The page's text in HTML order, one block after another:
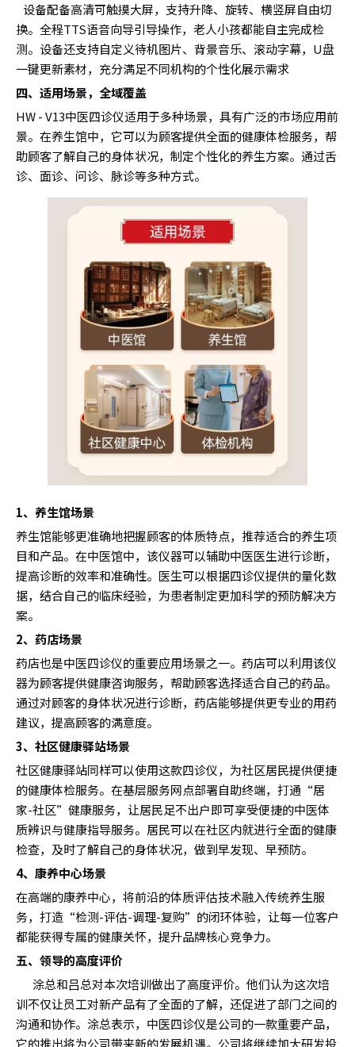
设备配备高清可触摸大屏，支持升降、旋转、横竖屏自由切
换。全程TTS语音向导引导操作，老人小孩都能自主完成检
测。设备还支持自定义待机图片、背景音乐、滚动字幕，U盘
一键更新素材，充分满足不同机构的个性化展示需求
四、适用场景，全域覆盖
HW - V13中医四诊仪适用于多种场景，具有广泛的市场应用前
景。在养生馆中，它可以为顾客提供全面的健康体检服务，帮
助顾客了解自己的身体状况，制定个性化的养生方案。通过舌
诊、面诊、问诊、脉诊等多种方式。
1、养生馆场景
养生馆能够更准确地把握顾客的体质特点，推荐适合的养生项
目和产品。在中医馆中，该仪器可以辅助中医医生进行诊断，
提高诊断的效率和准确性。医生可以根据四诊仪提供的量化数
据，结合自己的临床经验，为患者制定更加科学的预防解决方
案。
2、药店场景
药店也是中医四诊仪的重要应用场景之一。药店可以利用该仪
器为顾客提供健康咨询服务，帮助顾客选择适合自己的药品。
通过对顾客的身体状况进行诊断，药店能够提供更专业的用药
建议，提高顾客的满意度。
3、社区健康驿站场景
社区健康驿站同样可以使用这款四诊仪，为社区居民提供便捷
的健康体检服务。在基层服务网点部署自助终端，打通“居
家-社区”健康服务，让居民足不出户即可享受便捷的中医体
质辨识与健康指导服务。居民可以在社区内就进行全面的健康
检查，及时了解自己的身体状况，做到早发现、早预防。
4、康养中心场景
在高端的康养中心，将前沿的体质评估技术融入传统养生服
务，打造“检测-评估-调理-复购”的闭环体验，让每一位客户
都能获得专属的健康关怀，提升品牌核心竞争力。
五、领导的高度评价
涂总和吕总对本次培训做出了高度评价。他们认为这次培
训不仅让员工对新产品有了全面的了解，还促进了部门之间的
沟通和协作。涂总表示，中医四诊仪是公司的一款重要产品，
它的推出将为公司带来新的发展机遇。公司将继续加大研发投